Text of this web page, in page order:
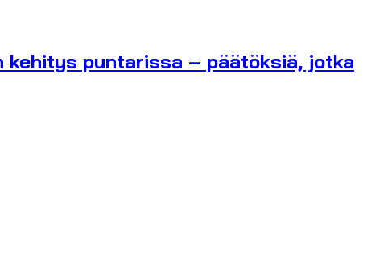
kehitys puntarissa – päätöksiä, jotka